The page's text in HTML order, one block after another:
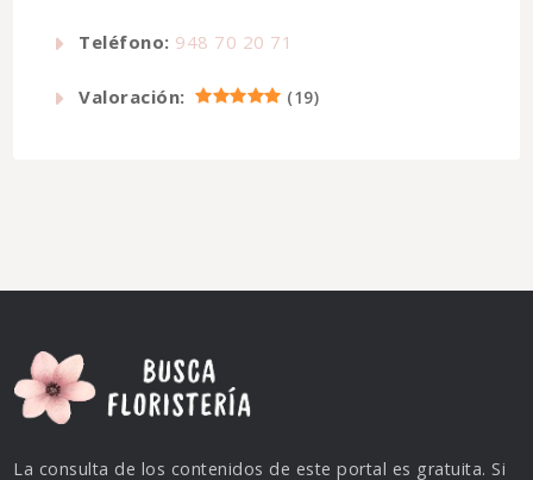
Teléfono: 948 70 20 71
Valoración: (19)
La consulta de los contenidos de este portal es gratuita. Si